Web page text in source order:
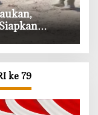
ke 79